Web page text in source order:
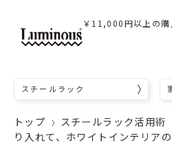
￥11,000円以上の購
スチールラック
トップ スチールラック活用術
り入れて、ホワイトインテリア